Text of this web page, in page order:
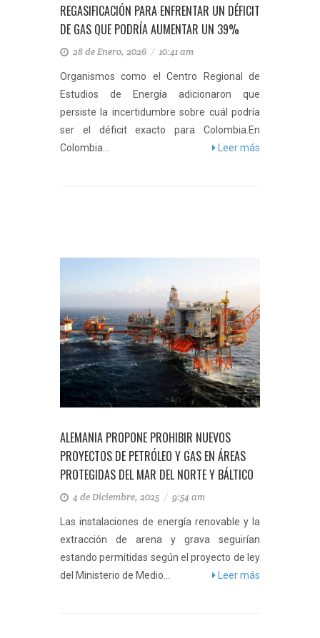
REGASIFICACIÓN PARA ENFRENTAR UN DÉFICIT
DE GAS QUE PODRÍA AUMENTAR UN 39%
28 de Enero, 2026 / 10:41 am
Organismos como el Centro Regional de
Estudios de Energía adicionaron que
persiste la incertidumbre sobre cuál podría
ser el déficit exacto para Colombia.En
Colombia...
Leer más
ALEMANIA PROPONE PROHIBIR NUEVOS
PROYECTOS DE PETRÓLEO Y GAS EN ÁREAS
PROTEGIDAS DEL MAR DEL NORTE Y BÁLTICO
4 de Diciembre, 2025 / 9:54 am
Las instalaciones de energía renovable y la
extracción de arena y grava seguirían
estando permitidas según el proyecto de ley
del Ministerio de Medio...
Leer más